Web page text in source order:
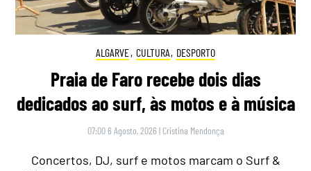
ALGARVE, CULTURA, DESPORTO
Praia de Faro recebe dois dias
dedicados ao surf, às motos e à música
07:00 6 Agosto, 2026 | Cristina Mendonça
Concertos, DJ, surf e motos marcam o Surf &